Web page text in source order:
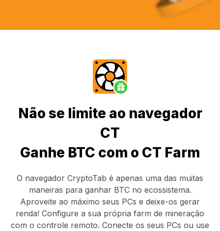
Não se limite ao navegador
CT
Ganhe BTC com o CT Farm
O navegador CryptoTab é apenas uma das muitas
maneiras para ganhar BTC no ecossistema.
Aproveite ao máximo seus PCs e deixe-os gerar
renda! Configure a sua própria farm de mineração
com o controle remoto. Conecte os seus PCs ou use